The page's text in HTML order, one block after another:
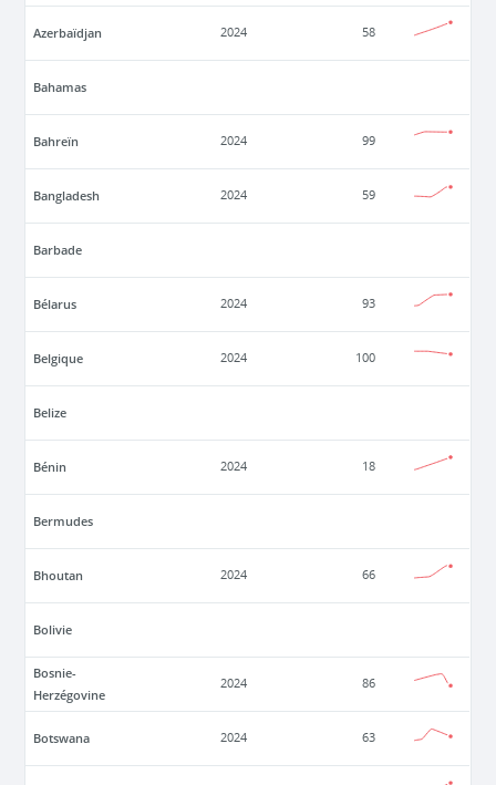
Azerbaïdjan 2024 58
Bahamas
Bahreïn 2024 99
Bangladesh 2024 59
Barbade
Bélarus 2024 93
Belgique 2024 100
Belize
Bénin 2024 18
Bermudes
Bhoutan 2024 66
Bolivie
Bosnie-
Herzégovine
2024 86
Botswana 2024 63